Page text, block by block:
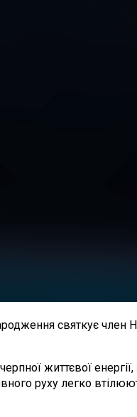
святкує член
життєвої
руху легко